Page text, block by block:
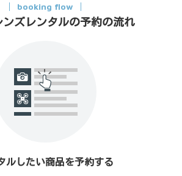
booking flow
ンズレンタルの予約の流れ
ルしたい商品を予約する